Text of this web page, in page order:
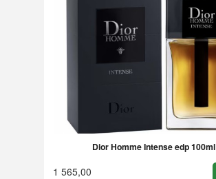
Dior Homme Intense edp 100ml
1 565,00